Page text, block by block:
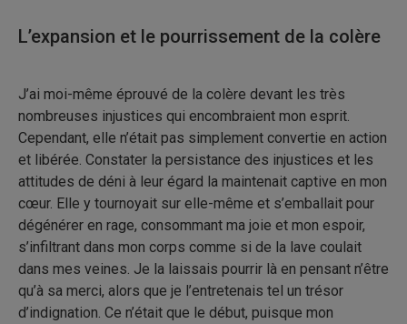
L’expansion et le pourrissement de la colère
J’ai moi-même éprouvé de la colère devant les très
nombreuses injustices qui encombraient mon esprit.
Cependant, elle n’était pas simplement convertie en action
et libérée. Constater la persistance des injustices et les
attitudes de déni à leur égard la maintenait captive en mon
cœur. Elle y tournoyait sur elle-même et s’emballait pour
dégénérer en rage, consommant ma joie et mon espoir,
s’infiltrant dans mon corps comme si de la lave coulait
dans mes veines. Je la laissais pourrir là en pensant n’être
qu’à sa merci, alors que je l’entretenais tel un trésor
d’indignation. Ce n’était que le début, puisque mon